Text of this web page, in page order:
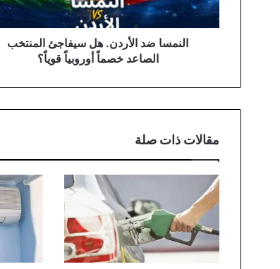
خصماً
أوروبياً
النمسا ضد الأردن. هل سيفاجئ المنتخب
الصاعد خصماً أوروبياً قوياً؟
مقالات ذات صلة